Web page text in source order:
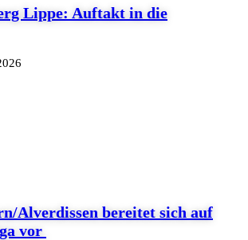
Lippe: Auftakt in die
Alverdissen bereitet sich auf
vor